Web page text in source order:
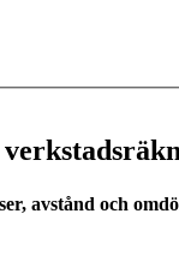
avstånd och